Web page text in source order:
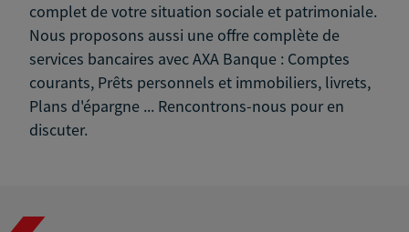
complet de votre situation sociale et patrimoniale.
Nous proposons aussi une offre complète de
services bancaires avec AXA Banque : Comptes
courants, Prêts personnels et immobiliers, livrets,
Plans d'épargne ... Rencontrons-nous pour en
discuter.